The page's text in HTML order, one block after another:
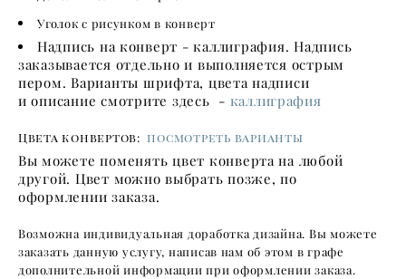
Уголок с рисунком в конверт
Надпись на конверт - каллиграфия. Надпись
заказывается отдельно и выполняется острым
пером. Варианты шрифта, цвета надписи
и описание смотрите здесь - каллиграфия
Цвета конвертов: посмотреть варианты
Вы можете поменять цвет конверта на любой
другой. Цвет можно выбрать позже, по
оформлении заказа.
Возможна индивидуальная доработка дизайна. Вы можете
заказать данную услугу, написав нам об этом в графе
дополнительной информации при оформлении заказа.